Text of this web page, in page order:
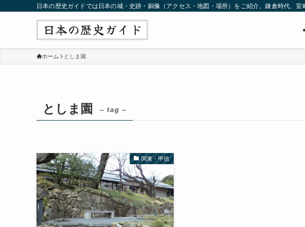
日本の歴史ガイドでは日本の城・史跡・銅像（アクセス・地図・場所）をご紹介。鎌倉時代、
ホーム としま園
としま園 – tag –
関東・甲信